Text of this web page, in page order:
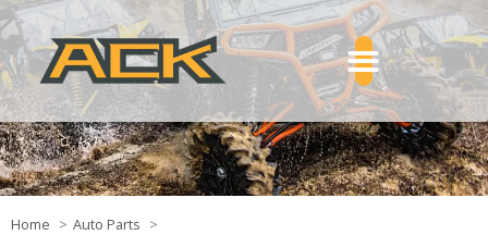
Home
Auto Parts